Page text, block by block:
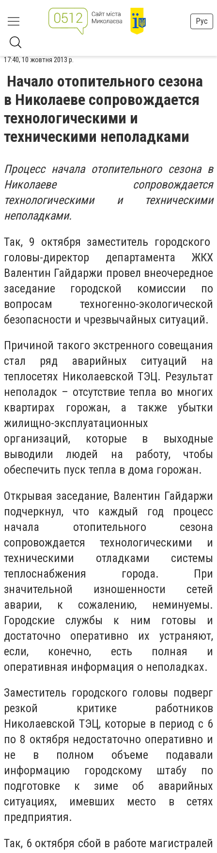
Рус
17:40, 10 жовтня 2013 р.
Начало отопительного сезона
в Николаеве сопровождается
технологическими и
техническими неполадками
Процесс начала отопительного сезона в
Николаеве сопровождается
технологическими и техническими
неполадками.
Так, 9 октября заместитель городского
головы-директор департамента ЖКХ
Валентин Гайдаржи провел внеочередное
заседание городской комиссии по
вопросам техногенно-экологической
безопасности и чрезвычайных ситуаций.
Причиной такого экстренного совещания
стал ряд аварийных ситуаций на
теплосетях Николаевской ТЭЦ. Результат
неполадок – отсутствие тепла во многих
квартирах горожан, а также убытки
жилищно-эксплуатационных
организаций, которые в выходные
выводили людей на работу, чтобы
обеспечить пуск тепла в дома горожан.
Открывая заседание, Валентин Гайдаржи
подчеркнул, что каждый год процесс
начала отопительного сезона
сопровождается технологическими и
техническими отладками системы
теплоснабжения города. При
значительной изношенности сетей
аварии, к сожалению, неминуемы.
Городские службы к ним готовы и
достаточно оперативно их устраняют,
если, конечно, есть полная и
оперативная информация о неполадках.
Заместитель городского головы подверг
резкой критике работников
Николаевской ТЭЦ, которые в период с 6
по 8 октября недостаточно оперативно и
не в полном объеме подавали
информацию городскому штабу по
подготовке к зиме об аварийных
ситуациях, имевших место в сетях
предприятия.
Так, 6 октября сбой в работе магистралей